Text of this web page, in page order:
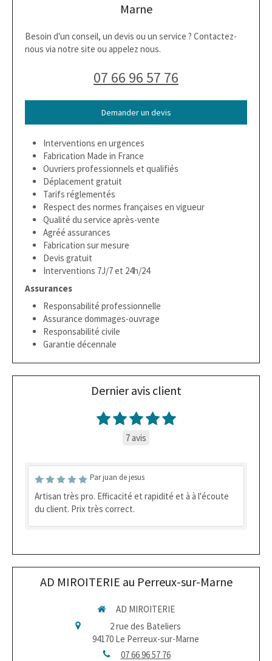
Marne
Besoin d'un conseil, un devis ou un service ? Contactez-
nous via notre site ou appelez nous.
07 66 96 57 76
Demander un devis
Interventions en urgences
Fabrication Made in France
Ouvriers professionnels et qualifiés
Déplacement gratuit
Tarifs réglementés
Respect des normes françaises en vigueur
Qualité du service après-vente
Agréé assurances
Fabrication sur mesure
Devis gratuit
Interventions 7J/7 et 24h/24
Assurances
Responsabilité professionnelle
Assurance dommages-ouvrage
Responsabilité civile
Garantie décennale
Dernier avis client
7 avis
Par juan de jesus
Artisan très pro. Efficacité et rapidité et à à l'écoute
du client. Prix très correct.
AD MIROITERIE au Perreux-sur-Marne
AD MIROITERIE
2 rue des Bateliers
94170 Le Perreux-sur-Marne
07 66 96 57 76